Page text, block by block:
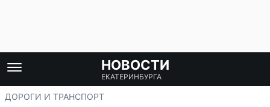
НОВОСТИ
ЕКАТЕРИНБУРГА
ДОРОГИ И ТРАНСПОРТ